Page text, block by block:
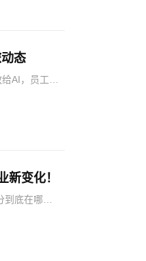
态
AI，员工一
变化！
到底在哪